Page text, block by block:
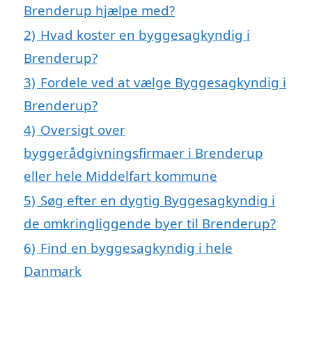
Brenderup hjælpe med?
2) Hvad koster en byggesagkyndig i
Brenderup?
3) Fordele ved at vælge Byggesagkyndig i
Brenderup?
4) Oversigt over
byggerådgivningsfirmaer i Brenderup
eller hele Middelfart kommune
5) Søg efter en dygtig Byggesagkyndig i
de omkringliggende byer til Brenderup?
6) Find en byggesagkyndig i hele
Danmark